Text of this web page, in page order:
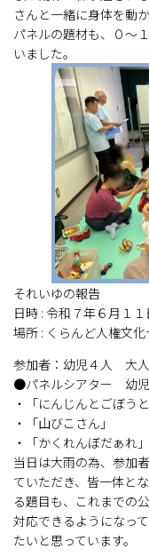
さんと一緒に身体を動
パネルの題材も、０～
いました。
それいゆの報告
日時 : 令和７年６月１１
場所 : くらんど人権文化
参加者：幼児４人 大
●パネルシアター 幼児
・「にんじんとごぼう
・「山びこさん」
・「かくれんぼだぁれ」
当日は大雨の為、参加
ていただき、皆一体と
る題目も、これまでの
対応できるようになっ
たいと思っています。